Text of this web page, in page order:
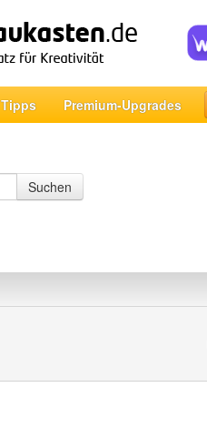
Tipps Premium-Upgrades
Suchen